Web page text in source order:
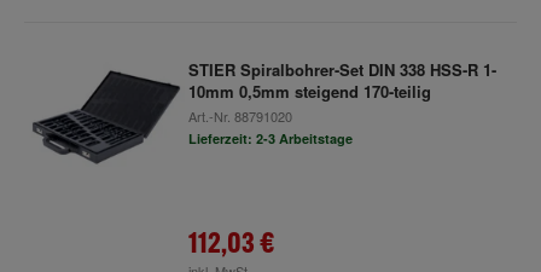
STIER Spiralbohrer-Set DIN 338 HSS-R 1-
10mm 0,5mm steigend 170-teilig
Art.-Nr. 88791020
Lieferzeit: 2-3 Arbeitstage
112,03 €